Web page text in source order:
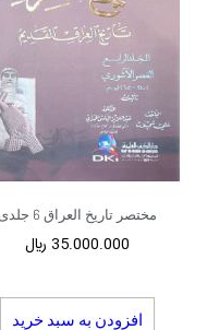
مختصر تاریخ العراق 6 جلدی
35.000.000 ﷼
افزودن به سبد خرید